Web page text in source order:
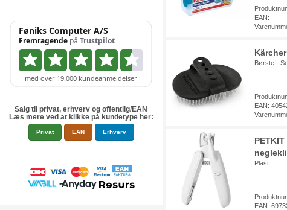
Salg til privat, erhverv og offentlig/EAN
Læs mere ved at klikke på kundetype her:
Privat EAN Erhverv
EAN:
Børste -
EAN:
Plast
EAN: